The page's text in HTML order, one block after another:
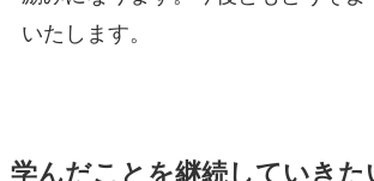
いたします。
学んだことを継続していきた